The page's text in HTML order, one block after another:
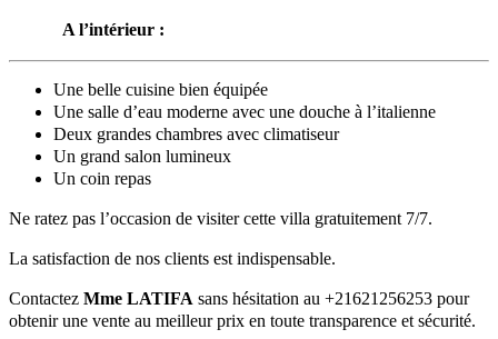
A l’intérieur :
Une belle cuisine bien équipée
Une salle d’eau moderne avec une douche à l’italienne
Deux grandes chambres avec climatiseur
Un grand salon lumineux
Un coin repas
Ne ratez pas l’occasion de visiter cette villa gratuitement 7/7.
La satisfaction de nos clients est indispensable.
Contactez Mme LATIFA sans hésitation au +21621256253 pour
obtenir une vente au meilleur prix en toute transparence et sécurité.